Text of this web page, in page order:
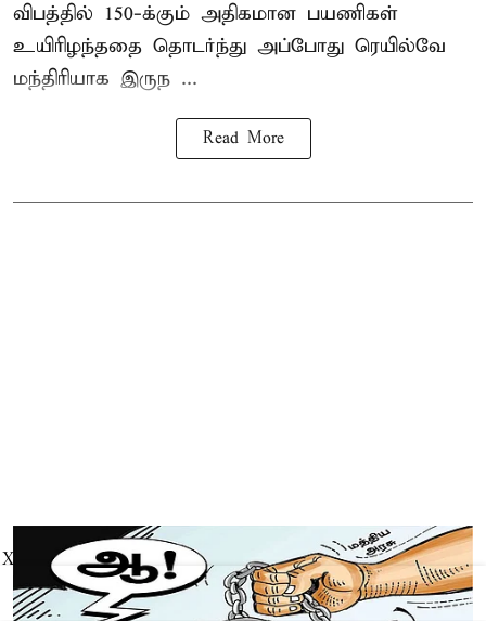
விபத்தில் 150-க்கும் அதிகமான பயணிகள்
உயிரிழந்ததை தொடர்ந்து அப்போது ரெயில்வே
மந்திரியாக இருந ...
Read More
X